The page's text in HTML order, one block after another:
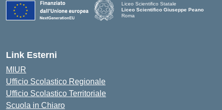
Liceo Scientifico Statale
Liceo Scientifico Giuseppe Peano
Roma
Link Esterni
MIUR
Ufficio Scolastico Regionale
Ufficio Scolastico Territoriale
Scuola in Chiaro